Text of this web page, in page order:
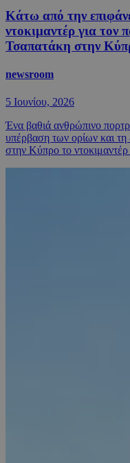
Κάτω από την
ντοκιμαντέρ για τον
Τσαπατάκη στην
newsroom
5 Ιουνίου, 2026
Ένα βαθιά ανθρώπινο
υπέρβαση των ορίων και τη
στην Κύπρο το